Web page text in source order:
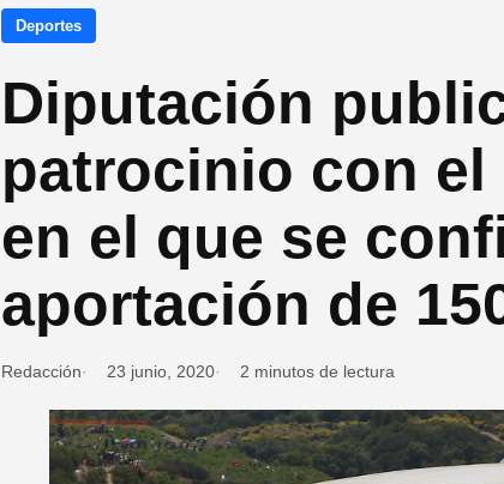
Deportes
Diputación
patrocinio con
en el que se
aportación de
Redacción 23 junio, 2020 2 minutos de lectura